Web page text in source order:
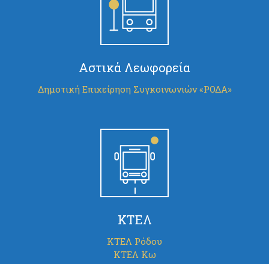
Αστικά Λεωφορεία
Δημοτική Επιχείρηση Συγκοινωνιών «ΡΟΔΑ»
ΚΤΕΛ
ΚΤΕΛ Ρόδου
ΚΤΕΛ Κω